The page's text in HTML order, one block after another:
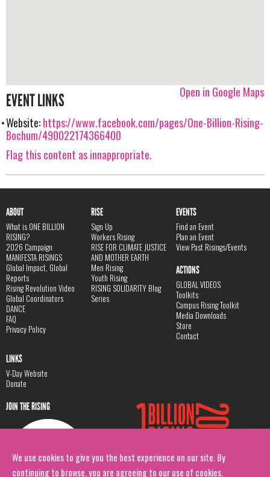
We use cookies to give you the best experience on our site. By
continuing to browse, you are agreeing to our use of cookies.
Open in Google Maps
EVENT LINKS
Website:https://www.facebook.com/pages/One-Billion-Rising-
Bochum/490022174366400
Flag this content as innappropriate.
ABOUT
What is ONE BILLION
RISING?
2026 Campaign
MANIFESTA RISINGS
Global Impact, Global
Reports
Rising Revolution Video
Global Coordinators
DANCE
FAQ
Privacy Policy
RISE
Sign Up
Workers Rising
RISE FOR CLIMATE JUSTICE
AND MOTHER EARTH
Men Rising
Youth Rising
RISING SOLIDARITY Blog
Series
EVENTS
Find an Event
Plan an Event
View Past Risings/Events
ACTIONS
GLOBAL VIDEOS
Toolkits
Campus Rising Toolkit
Media Downloads
Store
Contact
LINKS
V-Day Website
Donate
JOIN THE RISING